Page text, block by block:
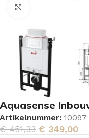
Aquasense
Artikelnummer: 10097
€451,33 € 349,00